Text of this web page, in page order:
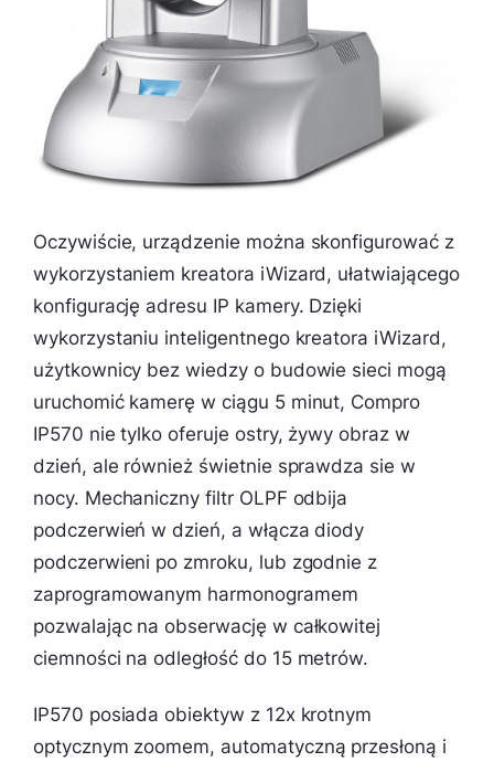
Oczywiście, urządzenie można skonfigurować z
wykorzystaniem kreatora iWizard, ułatwiającego
konfigurację adresu IP kamery. Dzięki
wykorzystaniu inteligentnego kreatora iWizard,
użytkownicy bez wiedzy o budowie sieci mogą
uruchomić kamerę w ciągu 5 minut, Compro
IP570 nie tylko oferuje ostry, żywy obraz w
dzień, ale również świetnie sprawdza sie w
nocy. Mechaniczny filtr OLPF odbija
podczerwień w dzień, a włącza diody
podczerwieni po zmroku, lub zgodnie z
zaprogramowanym harmonogramem
pozwalając na obserwację w całkowitej
ciemności na odległość do 15 metrów.
IP570 posiada obiektyw z 12x krotnym
optycznym zoomem, automatyczną przesłoną i